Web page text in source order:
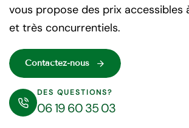
vous propose des prix accessibles
et très concurrentiels.
Contactez-nous
DES QUESTIONS?
06 19 60 35 03